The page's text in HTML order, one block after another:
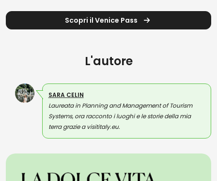
Scopri il Venice Pass
L'autore
SARA CELIN
Laureata in Planning and Management of Tourism
Systems, ora racconto i luoghi e le storie della mia
terra grazie a visititaly.eu.